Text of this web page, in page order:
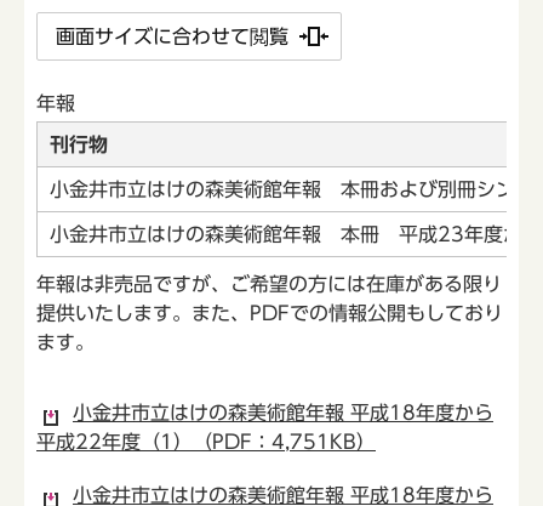
画面サイズに合わせて閲覧
年報
刊行物
小金井市立はけの森美術館年報 本冊および別冊シン
小金井市立はけの森美術館年報 本冊 平成23年度か
年報は非売品ですが、ご希望の方には在庫がある限り
提供いたします。また、PDFでの情報公開もしており
ます。
小金井市立はけの森美術館年報 平成18年度から
平成22年度（1）（PDF：4,751KB）
小金井市立はけの森美術館年報 平成18年度から